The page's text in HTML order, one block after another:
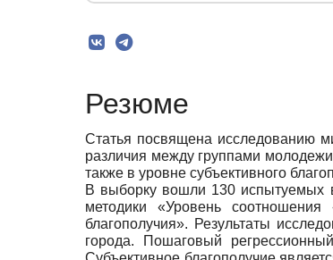
Резюме
Статья посвящена исследованию
различия между группами
также в уровне субъективного
В выборку вошли 130 испытуемых
методики «Уровень
благополучия». Результаты
города. Пошаговый